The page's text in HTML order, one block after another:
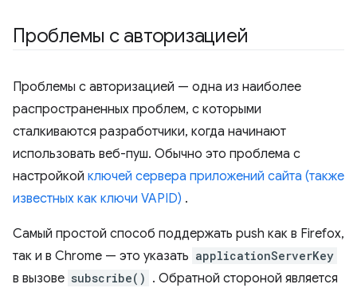
Проблемы с авторизацией
Проблемы с авторизацией — одна из наиболее
распространенных проблем, с которыми
сталкиваются разработчики, когда начинают
использовать веб-пуш. Обычно это проблема с
настройкой ключей сервера приложений сайта (также
известных как ключи VAPID) .
Самый простой способ поддержать push как в Firefox,
так и в Chrome — это указать applicationServerKey
в вызове subscribe() . Обратной стороной является